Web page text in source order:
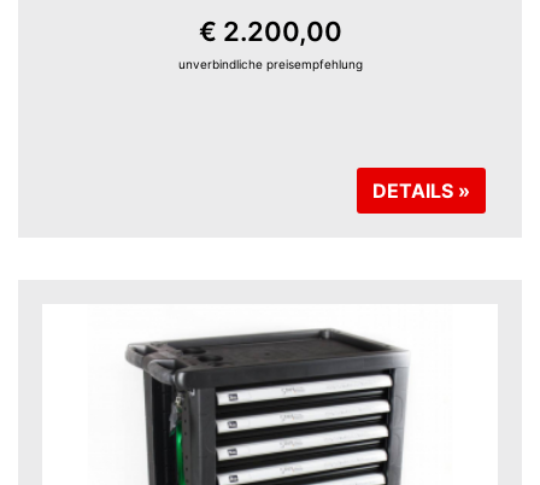
€ 2.200,00
unverbindliche preisempfehlung
DETAILS »